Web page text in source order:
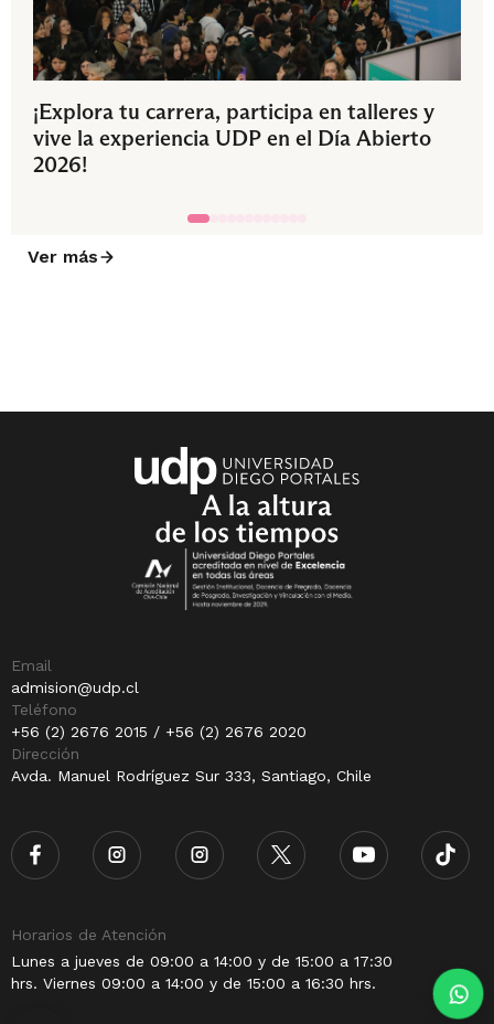
¡Explora tu carrera, participa en talleres y
vive la experiencia UDP en el Día Abierto
2026!
Ver más
Email
admision@udp.cl
Teléfono
+56 (2) 2676 2015 / +56 (2) 2676 2020
Dirección
Avda. Manuel Rodríguez Sur 333, Santiago, Chile
Horarios de Atención
Lunes a jueves de 09:00 a 14:00 y de 15:00 a 17:30
hrs. Viernes 09:00 a 14:00 y de 15:00 a 16:30 hrs.